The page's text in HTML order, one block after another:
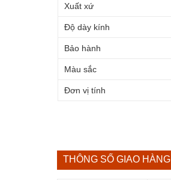
Xuất xứ
Độ dày kính
Bảo hành
Màu sắc
Đơn vị tính
THÔNG SỐ GIAO HÀNG